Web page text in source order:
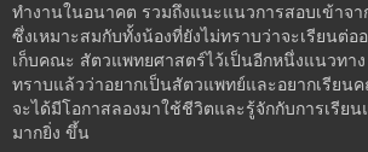
ทำงานในอนาคต รวมถึงแนะแนวการสอบเข้าจ
ซึ่งเหมาะสมกับทั้งน้องที่ยังไม่ทราบว่าจะเรียนต่อ
เก็บคณะ สัตวแพทยศาสตร์ไว้เป็นอีกหนึ่งแนวทา
ทราบแล้วว่าอยากเป็นสัตวแพทย์และอยากเรียน
จะได้มีโอกาสลองมาใช้ชีวิตและรู้จักกับการเรีย
มากยิ่ง ขึ้น